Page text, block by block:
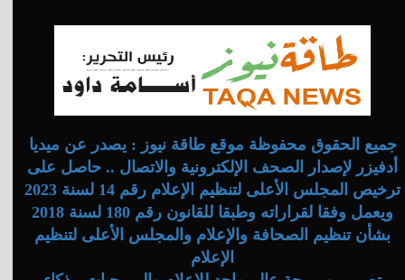
جميع الحقوق محفوظة موقع طاقة نيوز : يصدر عن ميديا
أدفيزر لإصدار الصحف الإلكترونية والاتصال .. حاصل على
ترخيص المجلس الأعلى لتنظيم الإعلام رقم 14 لسنة 2023
ويعمل وفقا لقراراته وطبقا للقانون رقم 180 لسنة 2018
بشأن تنظيم الصحافة والإعلام والمجلس الأعلى لتنظيم
الإعلام